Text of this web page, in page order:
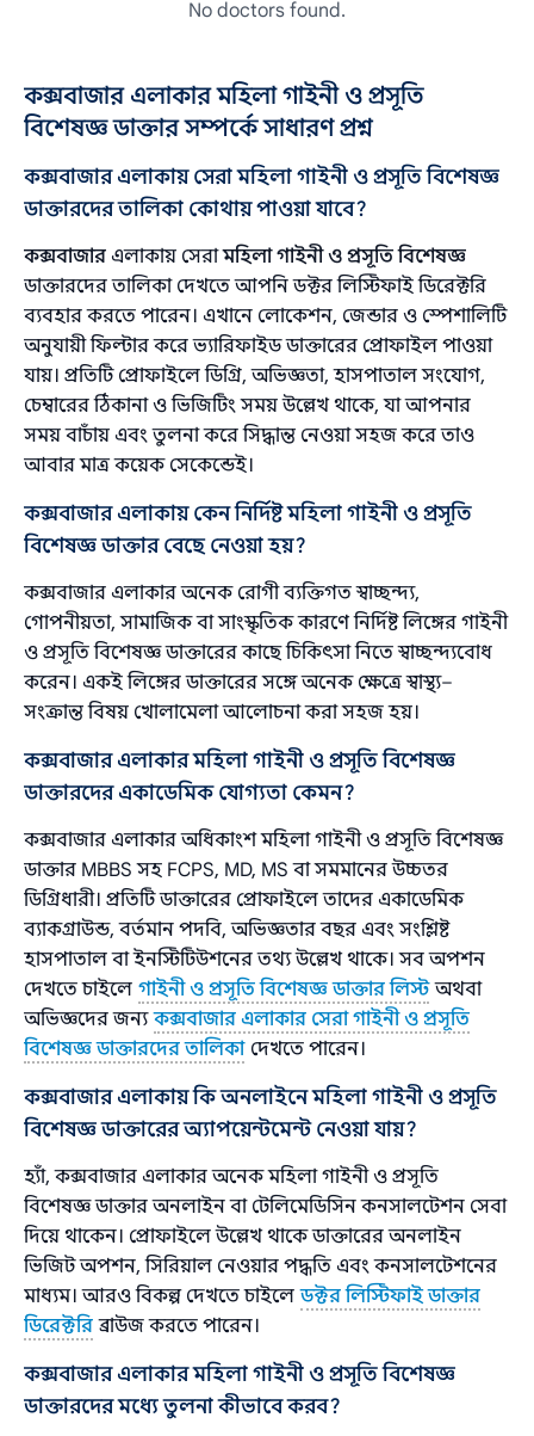
No doctors found.
কক্সবাজার এলাকার মহিলা গাইনী ও প্রসূতি
বিশেষজ্ঞ ডাক্তার সম্পর্কে সাধারণ প্রশ্ন
কক্সবাজার এলাকায় সেরা মহিলা গাইনী ও প্রসূতি বিশেষজ্ঞ
ডাক্তারদের তালিকা কোথায় পাওয়া যাবে?
কক্সবাজার এলাকায় সেরামহিলা গাইনী ও প্রসূতি বিশেষজ্ঞ
ডাক্তারদের তালিকা দেখতে আপনি ডক্টর লিস্টিফাই ডিরেক্টরি
ব্যবহার করতে পারেন। এখানে লোকেশন, জেন্ডার ও স্পেশালিটি
অনুযায়ী ফিল্টার করে ভ্যারিফাইড ডাক্তারের প্রোফাইল পাওয়া
যায়। প্রতিটি প্রোফাইলে ডিগ্রি, অভিজ্ঞতা, হাসপাতাল সংযোগ,
চেম্বারের ঠিকানা ও ভিজিটিং সময় উল্লেখ থাকে, যা আপনার
সময় বাচাঁয় এবং তুলনা করে সিদ্ধান্ত নেওয়া সহজ করে তাও
আবার মাত্র কয়েক সেকেন্ডেই।
কক্সবাজার এলাকায় কেন নির্দিষ্ট মহিলা গাইনী ও প্রসূতি
বিশেষজ্ঞ ডাক্তার বেছে নেওয়া হয়?
কক্সবাজার এলাকার অনেক রোগী ব্যক্তিগত স্বাচ্ছন্দ্য,
গোপনীয়তা, সামাজিক বা সাংস্কৃতিক কারণে নির্দিষ্ট লিঙ্গের গাইনী
ও প্রসূতি বিশেষজ্ঞ ডাক্তারের কাছে চিকিৎসা নিতে স্বাচ্ছন্দ্যবোধ
করেন। একই লিঙ্গের ডাক্তারের সঙ্গে অনেক ক্ষেত্রে স্বাস্থ্য–
সংক্রান্ত বিষয় খোলামেলা আলোচনা করা সহজ হয়।
কক্সবাজার এলাকার মহিলা গাইনী ও প্রসূতি বিশেষজ্ঞ
ডাক্তারদের একাডেমিক যোগ্যতা কেমন?
কক্সবাজার এলাকার অধিকাংশ মহিলা গাইনী ও প্রসূতি বিশেষজ্ঞ
ডাক্তার MBBS সহ FCPS, MD, MS বা সমমানের উচ্চতর
ডিগ্রিধারী। প্রতিটি ডাক্তারের প্রোফাইলে তাদের একাডেমিক
ব্যাকগ্রাউন্ড, বর্তমান পদবি, অভিজ্ঞতার বছর এবং সংশ্লিষ্ট
হাসপাতাল বা ইনস্টিটিউশনের তথ্য উল্লেখ থাকে। সব অপশন
দেখতে চাইলে গাইনী ও প্রসূতি বিশেষজ্ঞ ডাক্তার লিস্টঅথবা
অভিজ্ঞদের জন্যকক্সবাজার এলাকার সেরা গাইনী ও প্রসূতি
বিশেষজ্ঞ ডাক্তারদের তালিকা দেখতে পারেন।
কক্সবাজার এলাকায় কি অনলাইনে মহিলা গাইনী ও প্রসূতি
বিশেষজ্ঞ ডাক্তারের অ্যাপয়েন্টমেন্ট নেওয়া যায়?
হ্যাঁ, কক্সবাজার এলাকার অনেক মহিলা গাইনী ও প্রসূতি
বিশেষজ্ঞ ডাক্তার অনলাইন বা টেলিমেডিসিন কনসালটেশন সেবা
দিয়ে থাকেন। প্রোফাইলে উল্লেখ থাকে ডাক্তারের অনলাইন
ভিজিট অপশন, সিরিয়াল নেওয়ার পদ্ধতি এবং কনসালটেশনের
মাধ্যম। আরও বিকল্প দেখতে চাইলেডক্টর লিস্টিফাই ডাক্তার
ডিরেক্টরি ব্রাউজ করতে পারেন।
কক্সবাজার এলাকার মহিলা গাইনী ও প্রসূতি বিশেষজ্ঞ
ডাক্তারদের মধ্যে তুলনা কীভাবে করব?